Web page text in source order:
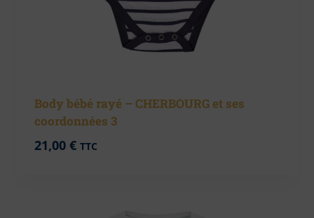
Body bébé rayé – CHERBOURG et ses
coordonnées 3
21,00 € TTC